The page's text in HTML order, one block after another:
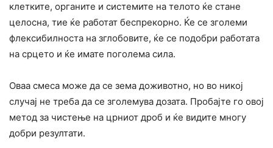
клетките, органите и системите на телото ќе стане
целосна, тие ќе работат беспрекорно. Ќе се зголеми
флексибилноста на зглобовите, ќе се подобри работата
на срцето и ќе имате поголема сила.
Оваа смеса може да се зема доживотно, но во никој
случај не треба да се зголемува дозата. Пробајте го овој
метод за чистење на црниот дроб и ќе видите многу
добри резултати.